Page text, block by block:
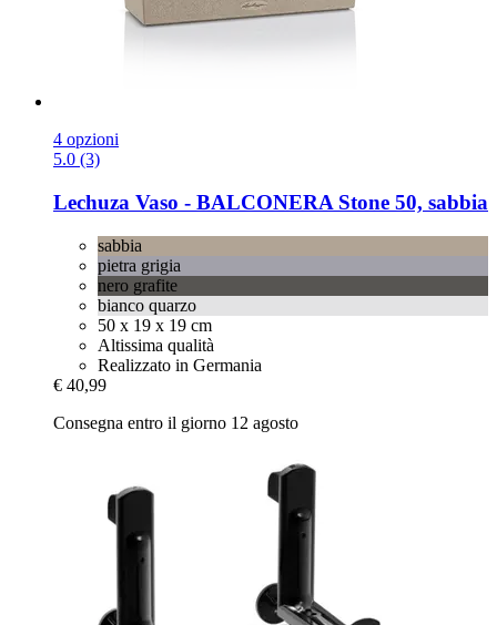
4 opzioni
5.0 (3)
Lechuza Vaso -​ BALCONERA Stone 50, sabbia
sabbia
pietra grigia
nero grafite
bianco quarzo
50 x 19 x 19 cm
Altissima qualità
Realizzato in Germania
€ 40,99
Consegna entro il giorno 12 agosto